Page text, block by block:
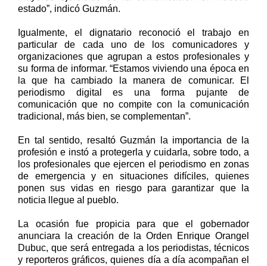
estado”, indicó Guzmán.
Igualmente, el dignatario reconoció el trabajo en
particular de cada uno de los comunicadores y
organizaciones que agrupan a estos profesionales y
su forma de informar. “Estamos viviendo una época en
la que ha cambiado la manera de comunicar. El
periodismo digital es una forma pujante de
comunicación que no compite con la comunicación
tradicional, más bien, se complementan”.
En tal sentido, resaltó Guzmán la importancia de la
profesión e instó a protegerla y cuidarla, sobre todo, a
los profesionales que ejercen el periodismo en zonas
de emergencia y en situaciones difíciles, quienes
ponen sus vidas en riesgo para garantizar que la
noticia llegue al pueblo.
La ocasión fue propicia para que el gobernador
anunciara la creación de la Orden Enrique Orangel
Dubuc, que será entregada a los periodistas, técnicos
y reporteros gráficos, quienes día a día acompañan el